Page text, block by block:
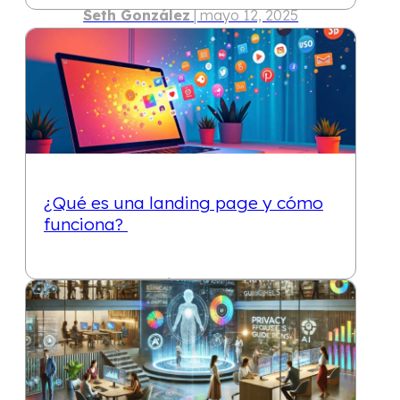
Seth González| mayo 12, 2025
10 min
¿Qué es una landing page y cómo
funciona?
Seth González| abril 30, 2025
10 min